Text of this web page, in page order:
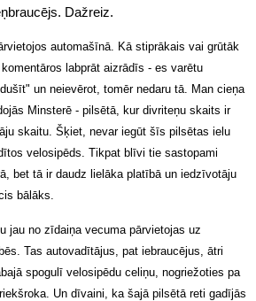
Dažreiz.
automašīnā. Kā stiprākais vai grūtāk
labprāt aizrādīs - es varētu
un neievērot, tomēr nedaru tā. Man cieņa
Minsterē - pilsētā, kur divriteņu skaits ir
skaitu. Šķiet, nevar iegūt šīs pilsētas ielu
velosipēds. Tikpat blīvi tie sastopami
bet tā ir daudz lielāka platībā un iedzīvotāju
bālāks.
jau no zīdaiņa vecuma pārvietojas uz
Tas autovadītājus, pat iebraucējus, ātri
spogulī velosipēdu celiņu, nogriežoties pa
Un dīvaini, ka šajā pilsētā reti gadījās